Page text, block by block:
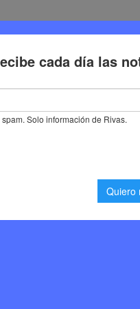
Deporte Cultura
de la ciudadanía’,
la Luna